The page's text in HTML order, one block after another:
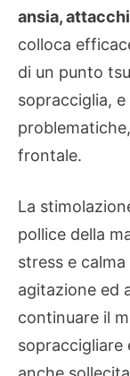
ansia,
colloca
di un punto
sopracciglia,
frontale.
La
pollice della
stress e
agitazione ed
continuare il
sopraccigliare